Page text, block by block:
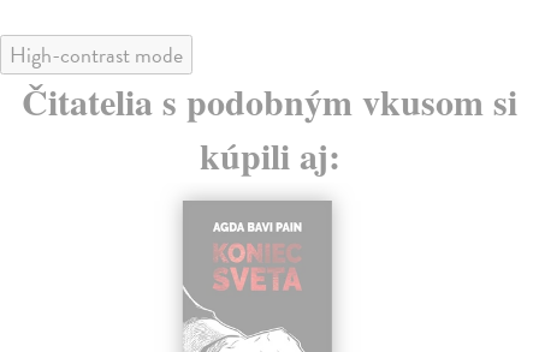
High-contrast mode
Čitatelia s podobným vkusom si
kúpili aj: